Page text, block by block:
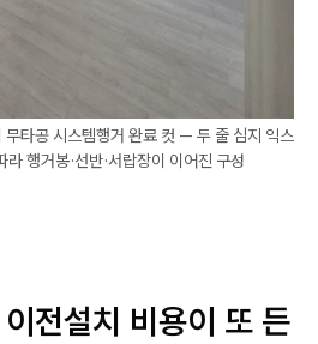
무타공 시스템행거 완료 컷 — 두 줄 심지 익스
행거봉·선반·서랍장이 이어진 구성
전설치 비용이 또 든